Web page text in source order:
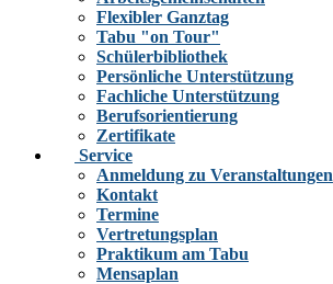
Flexibler Ganztag
Tabu "on Tour"
Schülerbibliothek
Persönliche Unterstützung
Fachliche Unterstützung
Berufsorientierung
Zertifikate
Service
Anmeldung zu Veranstaltungen
Kontakt
Termine
Vertretungsplan
Praktikum am Tabu
Mensaplan